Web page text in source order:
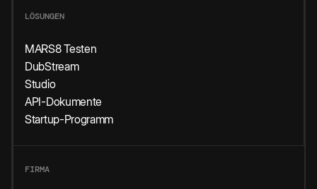
LÖSUNGEN
MARS8 Testen
DubStream
Studio
API-Dokumente
Startup-Programm
FIRMA